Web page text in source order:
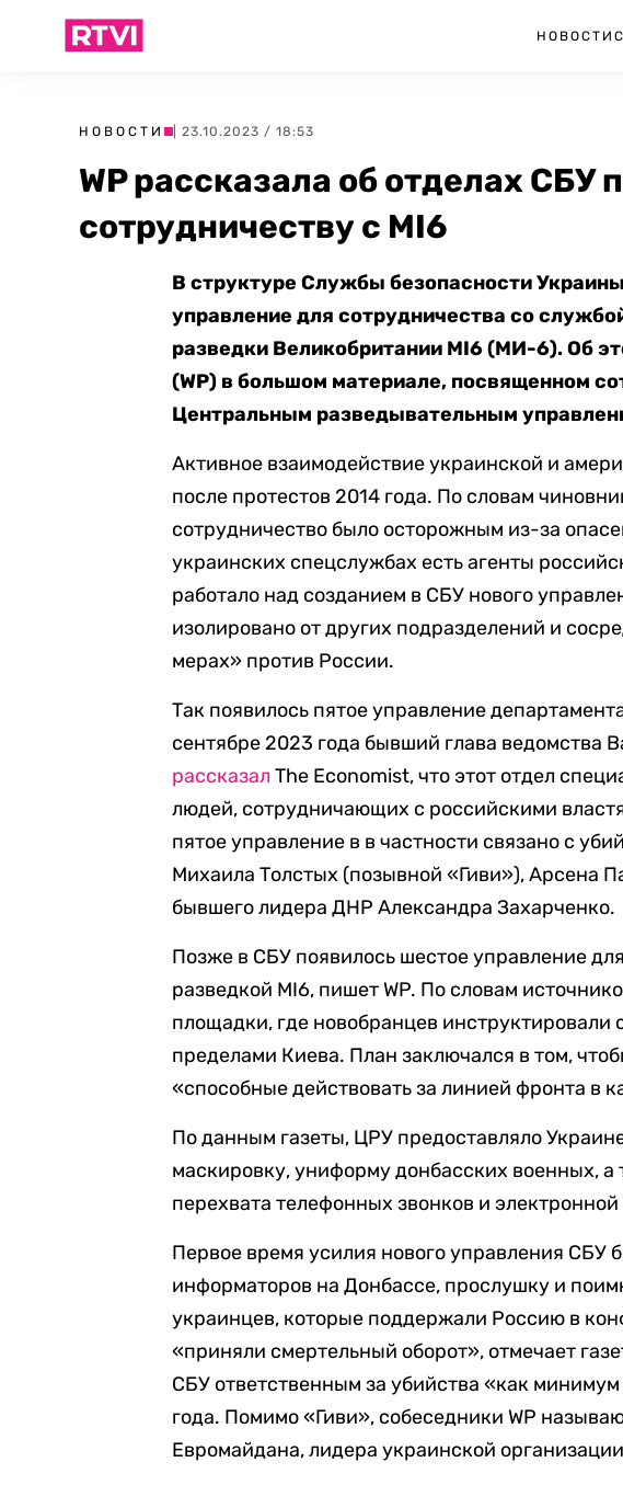
НОВОСТИ
НОВОСТИ | 23.10.2023 / 18:53
WP рассказала об отделах СБУ
сотрудничеству с МI6
В структуре Службы безопасности
управление для сотрудничества со
разведки Великобритании MI6 (МИ-6). Об
(WР) в большом материале, посвященном
Центральным разведывательным
Активное взаимодействие украинской и
после протестов 2014 года. По словам
сотрудничество было осторожным из-за
украинских спецслужбах есть агенты
работало над созданием в СБУ нового
изолировано от других подразделений и
мерах» против России.
Так появилось пятое управление
сентябре 2023 года бывший глава ведомства
рассказал The Economist, что этот отдел
людей, сотрудничающих с российскими
пятое управление в в частности связано с
Михаила Толстых (позывной «Гиви»), Арсена
бывшего лидера ДНР Александра Захарченко.
Позже в СБУ появилось шестое управление
разведкой MI6, пишет WP. По словам
площадки, где новобранцев инструктировали
пределами Киева. План заключался в том,
«способные действовать за линией фронта в
По данным газеты, ЦРУ предоставляло
маскировку, униформу донбасских военных, а
перехвата телефонных звонков и
Первое время усилия нового управления СБУ
информаторов на Донбассе, прослушку и
украинцев, которые поддержали Россию в
«приняли смертельный оборот», отмечает
СБУ ответственным за убийства «как
года. Помимо «Гиви», собеседники WP
Евромайдана, лидера украинской